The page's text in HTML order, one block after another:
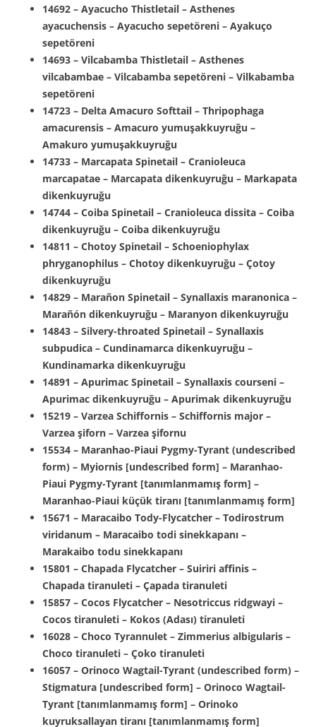
14692 – Ayacucho Thistletail – Asthenes
ayacuchensis – Ayacucho sepetöreni – Ayakuço
sepetöreni
14693 – Vilcabamba Thistletail – Asthenes
vilcabambae – Vilcabamba sepetöreni – Vilkabamba
sepetöreni
14723 – Delta Amacuro Softtail – Thripophaga
amacurensis – Amacuro yumuşakkuyruğu –
Amakuro yumuşakkuyruğu
14733 – Marcapata Spinetail – Cranioleuca
marcapatae – Marcapata dikenkuyruğu – Markapata
dikenkuyruğu
14744 – Coiba Spinetail – Cranioleuca dissita – Coiba
dikenkuyruğu – Coiba dikenkuyruğu
14811 – Chotoy Spinetail – Schoeniophylax
phryganophilus – Chotoy dikenkuyruğu – Çotoy
dikenkuyruğu
14829 – Marañon Spinetail – Synallaxis maranonica –
Marañón dikenkuyruğu – Maranyon dikenkuyruğu
14843 – Silvery-throated Spinetail – Synallaxis
subpudica – Cundinamarca dikenkuyruğu –
Kundinamarka dikenkuyruğu
14891 – Apurimac Spinetail – Synallaxis courseni –
Apurimac dikenkuyruğu – Apurimak dikenkuyruğu
15219 – Varzea Schiffornis – Schiffornis major –
Varzea şiforn – Varzea şifornu
15534 – Maranhao-Piaui Pygmy-Tyrant (undescribed
form) – Myiornis [undescribed form] – Maranhao-
Piaui Pygmy-Tyrant [tanımlanmamış form] –
Maranhao-Piaui küçük tiranı [tanımlanmamış form]
15671 – Maracaibo Tody-Flycatcher – Todirostrum
viridanum – Maracaibo todi sinekkapanı –
Marakaibo todu sinekkapanı
15801 – Chapada Flycatcher – Suiriri affinis –
Chapada tiranuleti – Çapada tiranuleti
15857 – Cocos Flycatcher – Nesotriccus ridgwayi –
Cocos tiranuleti – Kokos (Adası) tiranuleti
16028 – Choco Tyrannulet – Zimmerius albigularis –
Choco tiranuleti – Çoko tiranuleti
16057 – Orinoco Wagtail-Tyrant (undescribed form) –
Stigmatura [undescribed form] – Orinoco Wagtail-
Tyrant [tanımlanmamış form] – Orinoko
kuyruksallayan tiranı [tanımlanmamış form]